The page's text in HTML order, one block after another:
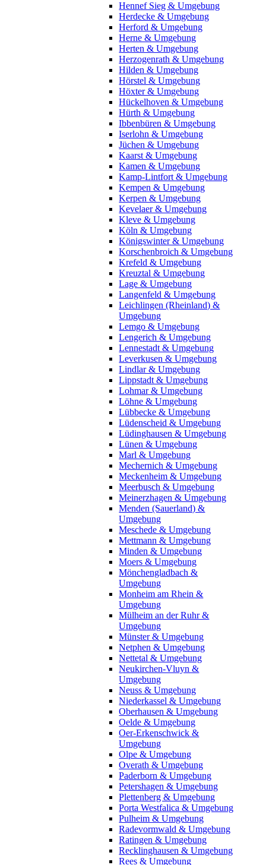
Hennef Sieg & Umgebung
Herdecke & Umgebung
Herford & Umgebung
Herne & Umgebung
Herten & Umgebung
Herzogenrath & Umgebung
Hilden & Umgebung
Hörstel & Umgebung
Höxter & Umgebung
Hückelhoven & Umgebung
Hürth & Umgebung
Ibbenbüren & Umgebung
Iserlohn & Umgebung
Jüchen & Umgebung
Kaarst & Umgebung
Kamen & Umgebung
Kamp-Lintfort & Umgebung
Kempen & Umgebung
Kerpen & Umgebung
Kevelaer & Umgebung
Kleve & Umgebung
Köln & Umgebung
Königswinter & Umgebung
Korschenbroich & Umgebung
Krefeld & Umgebung
Kreuztal & Umgebung
Lage & Umgebung
Langenfeld & Umgebung
Leichlingen (Rheinland) &
Umgebung
Lemgo & Umgebung
Lengerich & Umgebung
Lennestadt & Umgebung
Leverkusen & Umgebung
Lindlar & Umgebung
Lippstadt & Umgebung
Lohmar & Umgebung
Löhne & Umgebung
Lübbecke & Umgebung
Lüdenscheid & Umgebung
Lüdinghausen & Umgebung
Lünen & Umgebung
Marl & Umgebung
Mechernich & Umgebung
Meckenheim & Umgebung
Meerbusch & Umgebung
Meinerzhagen & Umgebung
Menden (Sauerland) &
Umgebung
Meschede & Umgebung
Mettmann & Umgebung
Minden & Umgebung
Moers & Umgebung
Mönchengladbach &
Umgebung
Monheim am Rhein &
Umgebung
Mülheim an der Ruhr &
Umgebung
Münster & Umgebung
Netphen & Umgebung
Nettetal & Umgebung
Neukirchen-Vluyn &
Umgebung
Neuss & Umgebung
Niederkassel & Umgebung
Oberhausen & Umgebung
Oelde & Umgebung
Oer-Erkenschwick &
Umgebung
Olpe & Umgebung
Overath & Umgebung
Paderborn & Umgebung
Petershagen & Umgebung
Plettenberg & Umgebung
Porta Westfalica & Umgebung
Pulheim & Umgebung
Radevormwald & Umgebung
Ratingen & Umgebung
Recklinghausen & Umgebung
Rees & Umgebung